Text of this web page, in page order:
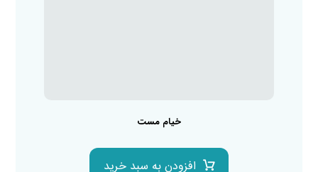
خیام مست
افزودن به سبد خرید